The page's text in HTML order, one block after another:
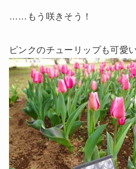
……もう咲きそう！
ピンクのチューリップも可愛